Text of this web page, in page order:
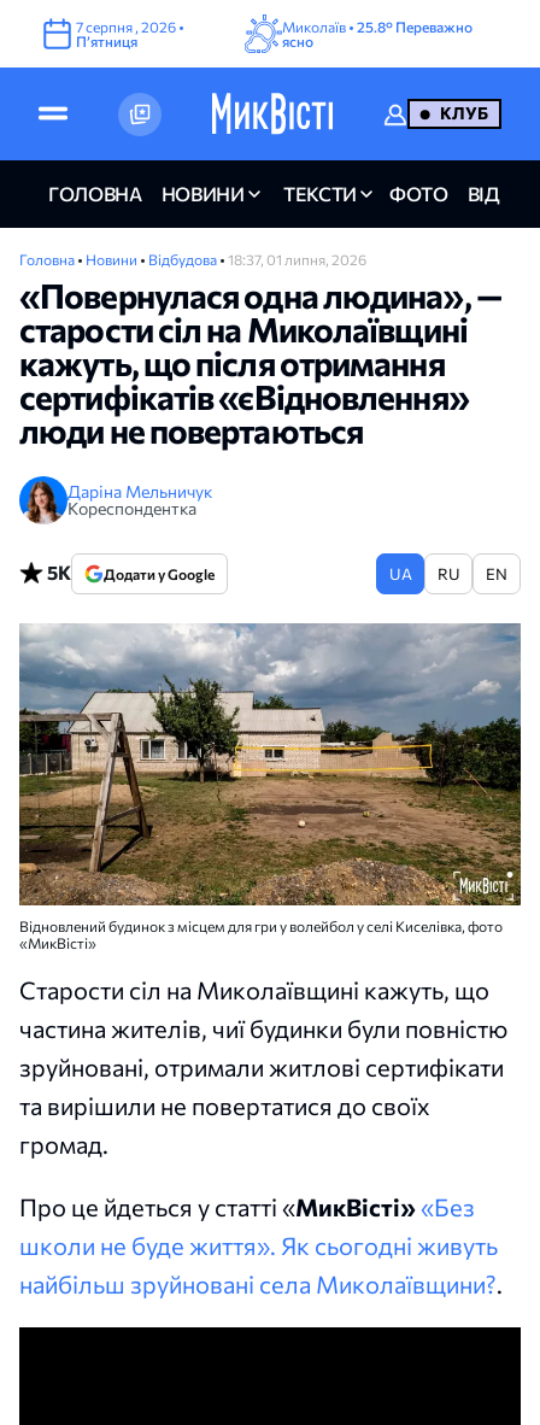
7серпня ,2026 •
Пʼятниця
Миколаїв •25.8° Переважно
ясно
КЛУБ
ГОЛОВНА НОВИНИ ТЕКСТИ ФОТО ВІДЕО
Головна • Новини • Відбудова • 18:37, 01 липня, 2026
«Повернулася одна людина», —
старости сіл на Миколаївщині
кажуть, що після отримання
сертифікатів «єВідновлення»
люди не повертаються
Даріна Мельничук
Кореспондентка
5K Додати у Google UA RU EN
Відновлений будинок з місцем для гри у волейбол у селі Киселівка, фото
«МикВісті»
Старости сіл на Миколаївщині кажуть, що
частина жителів, чиї будинки були повністю
зруйновані, отримали житлові сертифікати
та вирішили не повертатися до своїх
громад.
Про це йдеться у статті «МикВісті»«Без
школи не буде життя». Як сьогодні живуть
найбільш зруйновані села Миколаївщини?.